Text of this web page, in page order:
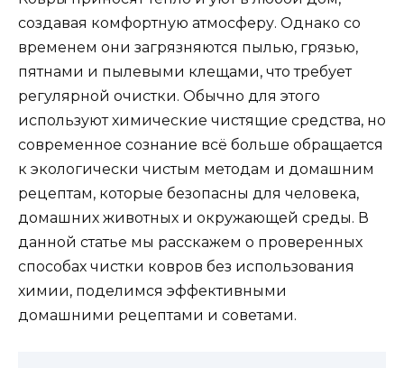
создавая комфортную атмосферу. Однако со
временем они загрязняются пылью, грязью,
пятнами и пылевыми клещами, что требует
регулярной очистки. Обычно для этого
используют химические чистящие средства, но
современное сознание всё больше обращается
к экологически чистым методам и домашним
рецептам, которые безопасны для человека,
домашних животных и окружающей среды. В
данной статье мы расскажем о проверенных
способах чистки ковров без использования
химии, поделимся эффективными
домашними рецептами и советами.